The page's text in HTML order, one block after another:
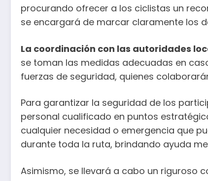
procurando ofrecer a los ciclistas un
se encargará de marcar claramente los
La coordinación con las autoridades
se toman las medidas adecuadas en
fuerzas de seguridad, quienes
Para garantizar la seguridad de los
personal cualificado en puntos
cualquier necesidad o emergencia que
durante toda la ruta, brindando ayuda
Asimismo, se llevará a cabo un riguroso